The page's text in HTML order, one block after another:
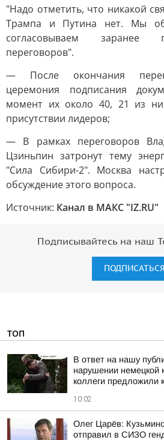
"Надо отметить, что никакой
Трампа и Путина нет. Мы
согласовываем заранее
переговоров".
— После окончания
церемония подписания
момент их около 40, 21 из
присутствии лидеров;
— В рамках переговоров
Цзиньпин затронут тему
"Сила Сибири-2". Москва
обсуждение этого вопроса.
Источник: Канал в МАКС "IZ.RU"
Подписывайтесь на наш
ПОДПИСАТЬСЯ
ТОП
В ответ на нашу
нарушении немецкой
коллеги предложили
10:02
Олег Царёв:
отправил в СИЗО